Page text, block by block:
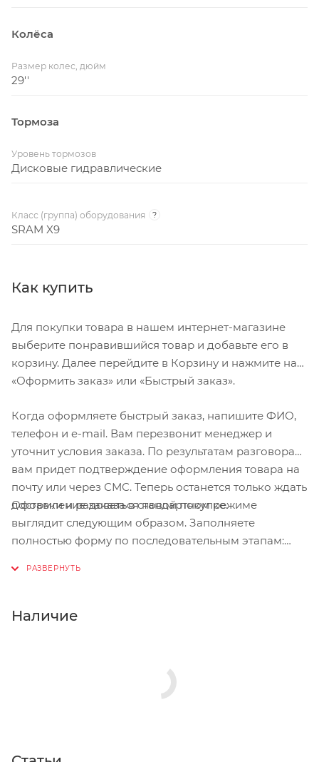
Колёса
Размер колес, дюйм
29''
Тормоза
Уровень тормозов
Дисковые гидравлические
Класс (группа) оборудования ?
SRAM X9
Как купить
Для покупки товара в нашем интернет-магазине
выберите понравившийся товар и добавьте его в
корзину. Далее перейдите в Корзину и нажмите на
«Оформить заказ» или «Быстрый заказ».
Когда оформляете быстрый заказ, напишите ФИО,
телефон и e-mail. Вам перезвонит менеджер и
уточнит условия заказа. По результатам разговора
вам придет подтверждение оформления товара на
почту или через СМС. Теперь останется только ждать
доставки и радоваться новой покупке.
Оформление заказа в стандартном режиме
выглядит следующим образом. Заполняете
полностью форму по последовательным этапам:
Нажмите кнопку «Оформить заказ».
Наличие